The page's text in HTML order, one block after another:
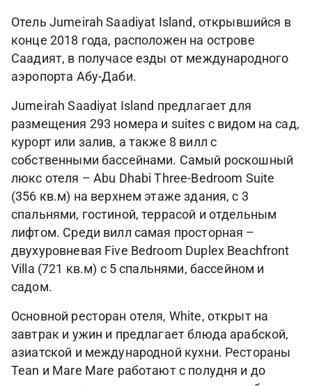
Отель Jumeirah Saadiyat Island, открывшийся в
конце 2018 года, расположен на острове
Саадият, в получасе езды от международного
аэропорта Абу-Даби.
Jumeirah Saadiyat Island предлагает для
размещения 293 номера и suites с видом на сад,
курорт или залив, а также 8 вилл с
собственными бассейнами. Самый роскошный
люкс отеля – Abu Dhabi Three-Bedroom Suite
(356 кв.м) на верхнем этаже здания, с 3
спальнями, гостиной, террасой и отдельным
лифтом. Среди вилл самая просторная –
двухуровневая Five Bedroom Duplex Beachfront
Villa (721 кв.м) с 5 спальнями, бассейном и
садом.
Основной ресторан отеля, White, открыт на
завтрак и ужин и предлагает блюда арабской,
азиатской и международной кухни. Рестораны
Tean и Mare Mare работают с полудня и до